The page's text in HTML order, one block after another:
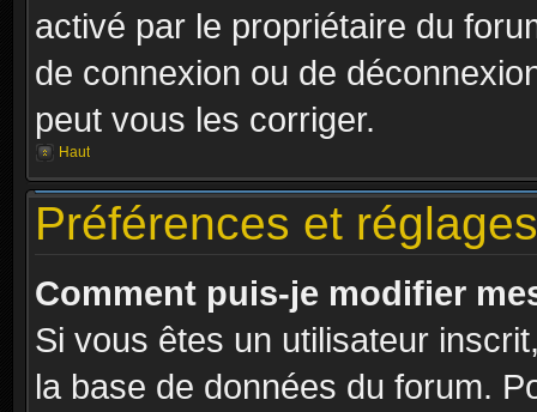
activé par le propriétaire du
de connexion ou de
peut vous les corriger.
Haut
Préférences et
Comment puis-je modifier
Si vous êtes un utilisateur
la base de données du forum.